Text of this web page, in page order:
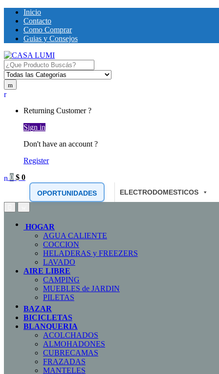
Inicio
Contacto
Como Comprar
Guias y Consejos
Search for:
Returning Customer ?
Sign in
Don't have an account ?
Register
0 $ 0
OPORTUNIDADES ELECTRODOMESTICOS
HOGAR
AGUA CALIENTE
COCCION
HELADERAS y FREEZERS
LAVADO
AIRE LIBRE
CAMPING
MUEBLES de JARDIN
PILETAS
BAZAR
BICICLETAS
BLANQUERIA
ACOLCHADOS
ALMOHADONES
CUBRECAMAS
FRAZADAS
MANTELES